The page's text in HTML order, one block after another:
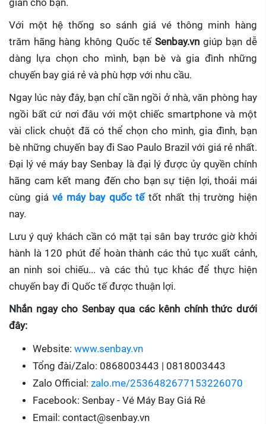
gian cho bạn.
Với một hệ thống so sánh giá vé thông minh hàng
trăm hãng hàng không Quốc tế Senbay.vn giúp bạn dễ
dàng lựa chọn cho mình, bạn bè và gia đình những
chuyến bay giá rẻ và phù hợp với nhu cầu.
Ngay lúc này đây, bạn chỉ cần ngồi ở nhà, văn phòng hay
ngồi bất cứ nơi đâu với một chiếc smartphone và một
vài click chuột đã có thể chọn cho mình, gia đình, bạn
bè những chuyến bay đi Sao Paulo Brazil với giá rẻ nhất.
Đại lý vé máy bay Senbay là đại lý được ủy quyền chính
hãng cam kết mang đến cho bạn sự tiện lợi, thoải mái
cùng giávé máy bay quốc tế tốt nhất thị trường hiện
nay.
Lưu ý quý khách cần có mặt tại sân bay trước giờ khởi
hành là 120 phút để hoàn thành các thủ tục xuất cảnh,
an ninh soi chiếu... và các thủ tục khác để thực hiện
chuyến bay đi Quốc tế được thuận lợi.
Nhắn ngay cho Senbay qua các kênh chính thức dưới
đây:
Website: www.senbay.vn
Tổng đài/Zalo: 0868003443 | 0818003443
Zalo Official: zalo.me/2536482677153226070
Facebook: Senbay - Vé Máy Bay Giá Rẻ
Email: contact@senbay.vn